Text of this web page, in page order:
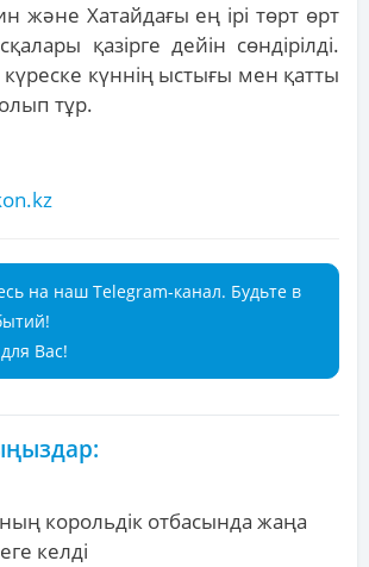
және Хатайдағы ең ірі төрт өрт
қазірге дейін сөндірілді.
күреске күннің ыстығы мен қатты
тұр.
на наш Telegram-канал. Будьте в
Вас!
корольдік отбасында жаңа
келді